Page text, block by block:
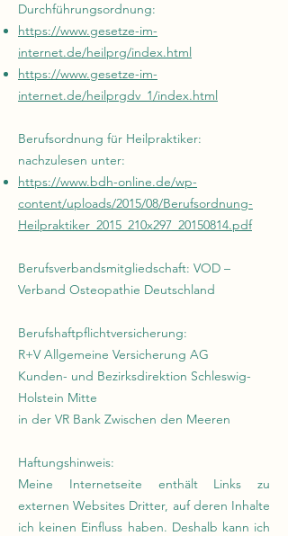
Durchführungsordnung:
https://www.gesetze-im-
internet.de/heilprg/index.html
https://www.gesetze-im-
internet.de/heilprgdv_1/index.html
Berufsordnung für Heilpraktiker:
nachzulesen unter:
https://www.bdh-online.de/wp-
content/uploads/2015/08/Berufsordnung-
Heilpraktiker_2015_210x297_20150814.pdf
Berufsverbandsmitgliedschaft: VOD –
Verband Osteopathie Deutschland
Berufshaftpflichtversicherung:
R+V Allgemeine Versicherung AG
Kunden- und Bezirksdirektion Schleswig-
Holstein Mitte
in der VR Bank Zwischen den Meeren
Haftungshinweis:
Meine Internetseite enthält Links zu
externen Websites Dritter, auf deren Inhalte
ich keinen Einfluss haben. Deshalb kann ich